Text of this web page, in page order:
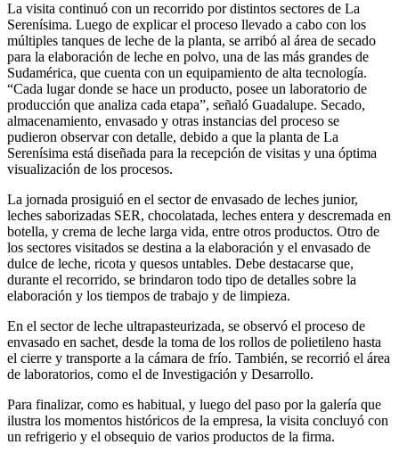
La visita continuó con un recorrido por distintos sectores de La
Serenísima. Luego de explicar el proceso llevado a cabo con los
múltiples tanques de leche de la planta, se arribó al área de secado
para la elaboración de leche en polvo, una de las más grandes de
Sudamérica, que cuenta con un equipamiento de alta tecnología.
“Cada lugar donde se hace un producto, posee un laboratorio de
producción que analiza cada etapa”, señaló Guadalupe. Secado,
almacenamiento, envasado y otras instancias del proceso se
pudieron observar con detalle, debido a que la planta de La
Serenísima está diseñada para la recepción de visitas y una óptima
visualización de los procesos.
La jornada prosiguió en el sector de envasado de leches junior,
leches saborizadas SER, chocolatada, leches entera y descremada en
botella, y crema de leche larga vida, entre otros productos. Otro de
los sectores visitados se destina a la elaboración y el envasado de
dulce de leche, ricota y quesos untables. Debe destacarse que,
durante el recorrido, se brindaron todo tipo de detalles sobre la
elaboración y los tiempos de trabajo y de limpieza.
En el sector de leche ultrapasteurizada, se observó el proceso de
envasado en sachet, desde la toma de los rollos de polietileno hasta
el cierre y transporte a la cámara de frío. También, se recorrió el área
de laboratorios, como el de Investigación y Desarrollo.
Para finalizar, como es habitual, y luego del paso por la galería que
ilustra los momentos históricos de la empresa, la visita concluyó con
un refrigerio y el obsequio de varios productos de la firma.